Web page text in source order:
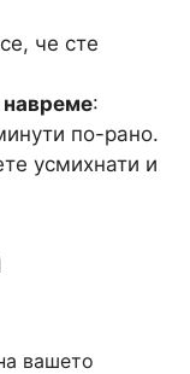
че сте
навреме:
по-рано.
усмихнати и
вашето